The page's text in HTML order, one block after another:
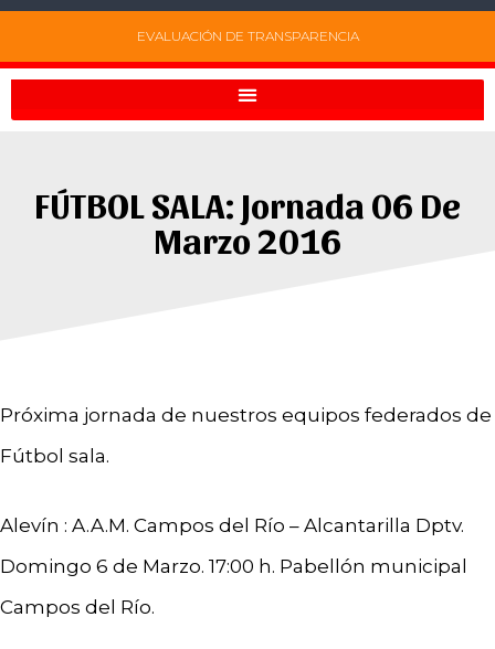
EVALUACIÓN DE TRANSPARENCIA
FÚTBOL SALA: Jornada 06 De
Marzo 2016
Próxima jornada de nuestros equipos federados de
Fútbol sala.
Alevín : A.A.M. Campos del Río – Alcantarilla Dptv.
Domingo 6 de Marzo. 17:00 h. Pabellón municipal
Campos del Río.